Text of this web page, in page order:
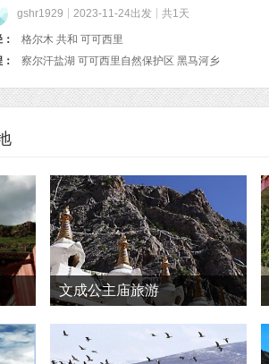
gshr1929 2023-11-24出发 共1天
格尔木 共和 可可西里
察尔汗盐湖 可可西里自然保护区 黑马河乡
文成公主庙旅游